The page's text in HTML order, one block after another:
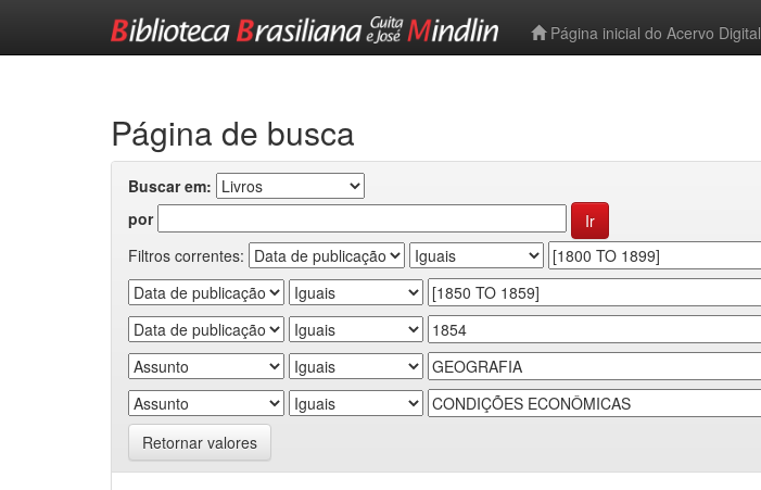
Página inicial do Acervo Digital
Página de busca
Buscar em:
por
Filtros correntes:
Retornar valores